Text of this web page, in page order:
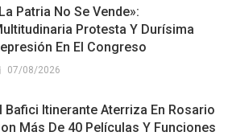
Patria No Se Vende»:
Protesta Y Durísima
En El Congreso
07/08/2026
Bafici Itinerante Aterriza En Rosario
Más De 40 Películas Y Funciones